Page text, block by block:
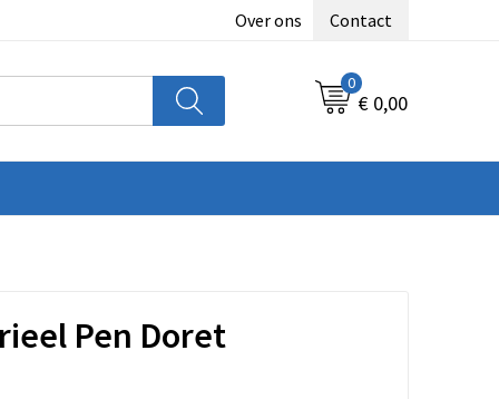
Over ons Contact
0
€ 0,00
Pen Doret